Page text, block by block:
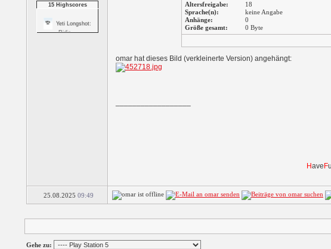
15 Highscores
Yeti Longshot:
Ridic...
5 Reel Fruit Slots
Altersfreigabe:
18
Sprache(n):
keine Angabe
Anhänge:
0
Größe gesamt:
0 Byte
omar hat dieses Bild (verkleinerte Version) angehängt:
Have F
25.08.2025 09:49
Gehe zu: